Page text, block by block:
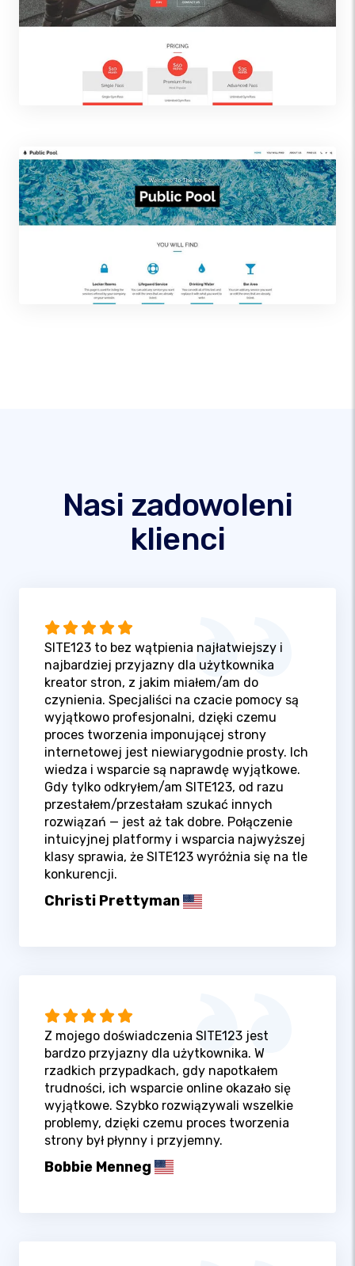
Nasi zadowoleni
klienci
SITE123 to bez wątpienia najłatwiejszy i
najbardziej przyjazny dla użytkownika
kreator stron, z jakim miałem/am do
czynienia. Specjaliści na czacie pomocy są
wyjątkowo profesjonalni, dzięki czemu
proces tworzenia imponującej strony
internetowej jest niewiarygodnie prosty. Ich
wiedza i wsparcie są naprawdę wyjątkowe.
Gdy tylko odkryłem/am SITE123, od razu
przestałem/przestałam szukać innych
rozwiązań — jest aż tak dobre. Połączenie
intuicyjnej platformy i wsparcia najwyższej
klasy sprawia, że SITE123 wyróżnia się na tle
konkurencji.
Christi Prettyman
Z mojego doświadczenia SITE123 jest
bardzo przyjazny dla użytkownika. W
rzadkich przypadkach, gdy napotkałem
trudności, ich wsparcie online okazało się
wyjątkowe. Szybko rozwiązywali wszelkie
problemy, dzięki czemu proces tworzenia
strony był płynny i przyjemny.
Bobbie Menneg